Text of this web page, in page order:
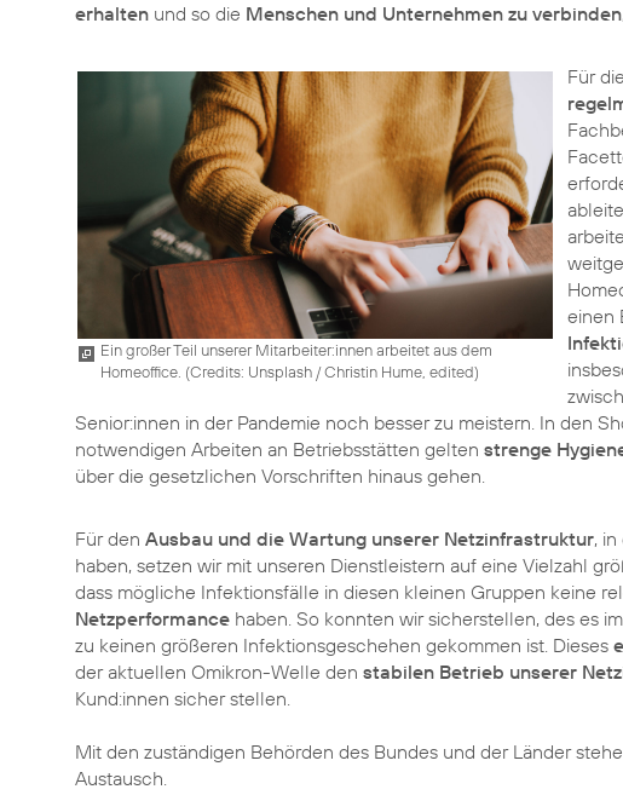
erhalten und so die Menschen und Unternehmen zu verbinden
Ein großer Teil unserer Mitarbeiter:innen arbeitet aus dem
Homeoffice. (Credits: Unsplash / Christin Hume, edited)
Für
einen
Senior:innen in der Pandemie noch besser zu meistern. In den
notwendigen Arbeiten an Betriebsstätten gelten strenge
über die gesetzlichen Vorschriften hinaus gehen.
Für den Ausbau und die Wartung unserer Netzinfrastruktur,
haben, setzen wir mit unseren Dienstleistern auf eine Vielzahl
dass mögliche Infektionsfälle in diesen kleinen Gruppen keine
Netzperformance haben. So konnten wir sicherstellen, des es
zu keinen größeren Infektionsgeschehen gekommen ist. Dieses
der aktuellen Omikron-Welle den stabilen Betrieb unserer
Kund:innen sicher stellen.
Mit den zuständigen Behörden des Bundes und der Länder
Austausch.